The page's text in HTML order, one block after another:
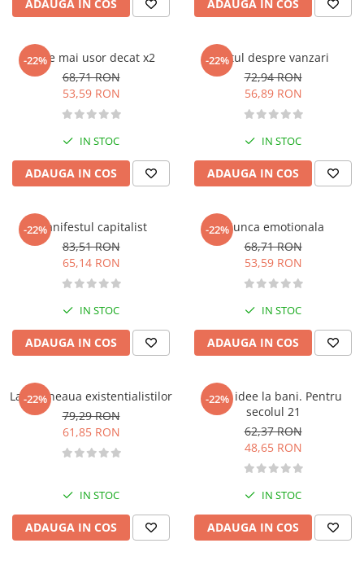
Filologie, Filosofie
Filosofie
Filosofie, Stiinte
Gastronomie
Alimentatie vegetariana
Arte si tehnici culinare
Bauturi si cocktailuri
Bucatari celebri
Conservarea si pastrarea
alimentelor
Ghiduri de calatorie, harti
Ghiduri de calatorie
Hobby, timp liber
Animale de companie
Carti de colorat pentru adulti
Hobby
Sport
Invatamant superior
Biografii, memorii si jurnale
ADAUGA IN COS ADAUGA IN COS
-22%
x10 e mai usor decat x2
68,71 RON
53,59 RON
IN STOC
ADAUGA IN COS
-22%Totul despre vanzari
72,94 RON
56,89 RON
IN STOC
ADAUGA IN COS
-22%Manifestul capitalist
83,51 RON
65,14 RON
IN STOC
ADAUGA IN COS
-22%Munca emotionala
68,71 RON
53,59 RON
IN STOC
ADAUGA IN COS
-22%
La cafeneaua existentialistilor
79,29 RON
61,85 RON
IN STOC
ADAUGA IN COS
-22%
De la idee la bani. Pentru
secolul 21
62,37 RON
48,65 RON
IN STOC
ADAUGA IN COS